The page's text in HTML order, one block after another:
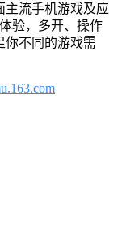
主流手机游戏及应
验，多开、操作
你不同的游戏需